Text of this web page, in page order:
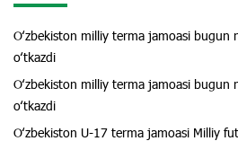
Oʻzbekiston milliy terma jamoasi bugun
oʻtkazdi
Oʻzbekiston milliy terma jamoasi bugun
oʻtkazdi
Oʻzbekiston U-17 terma jamoasi Milliy